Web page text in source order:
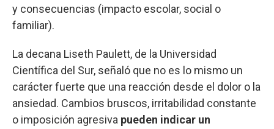
y consecuencias (impacto escolar, social o
familiar).
La decana Liseth Paulett, de la Universidad
Científica del Sur, señaló que no es lo mismo un
carácter fuerte que una reacción desde el dolor o la
ansiedad. Cambios bruscos, irritabilidad constante
o imposición agresiva pueden indicar un